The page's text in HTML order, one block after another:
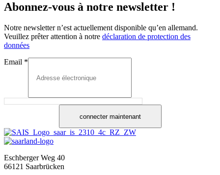
Abonnez-vous à notre newsletter !
Notre newsletter n’est actuellement disponible qu’en allemand.
Veuillez prêter attention à notre déclaration de protection des
données
Email *
connecter maintenant
Eschberger Weg 40
66121 Saarbrücken